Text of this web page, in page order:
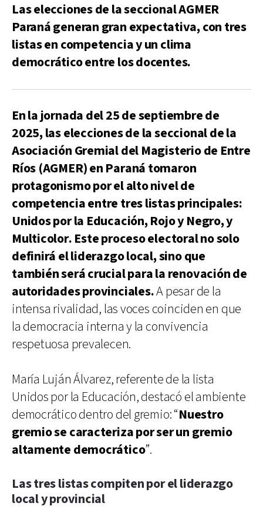
Las elecciones de la seccional AGMER
Paraná generan gran expectativa, con tres
listas en competencia y un clima
democrático entre los docentes.
En la jornada del 25 de septiembre de
2025, las elecciones de la seccional de la
Asociación Gremial del Magisterio de Entre
Ríos (AGMER) en Paraná tomaron
protagonismo por el alto nivel de
competencia entre tres listas principales:
Unidos por la Educación, Rojo y Negro, y
Multicolor. Este proceso electoral no solo
definirá el liderazgo local, sino que
también será crucial para la renovación de
autoridades provinciales.A pesar de la
intensa rivalidad, las voces coinciden en que
la democracia interna y la convivencia
respetuosa prevalecen.
María Luján Álvarez, referente de la lista
Unidos por la Educación, destacó el ambiente
democrático dentro del gremio: “Nuestro
gremio se caracteriza por ser un gremio
altamente democrático”.
Las tres listas compiten por el liderazgo
local y provincial